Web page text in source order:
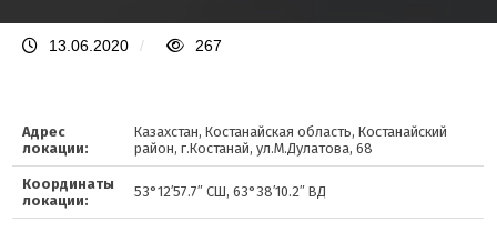
13.06.2020 / 267
Адрес
локации:
Казахстан, Костанайская область, Костанайский
район, г.Костанай, ул.М.Дулатова, 68
Координаты
локации:
53°12′57.7″ СШ, 63°38′10.2″ ВД